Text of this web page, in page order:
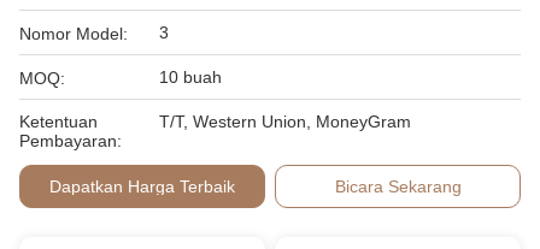
Nomor Model: 3
MOQ: 10 buah
Ketentuan
Pembayaran:
T/T, Western Union, MoneyGram
Dapatkan Harga Terbaik Bicara Sekarang